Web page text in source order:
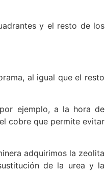
y el resto de los
al igual que el resto
ejemplo, a la hora de
cobre que permite evitar
adquirimos la zeolita
de la urea y la